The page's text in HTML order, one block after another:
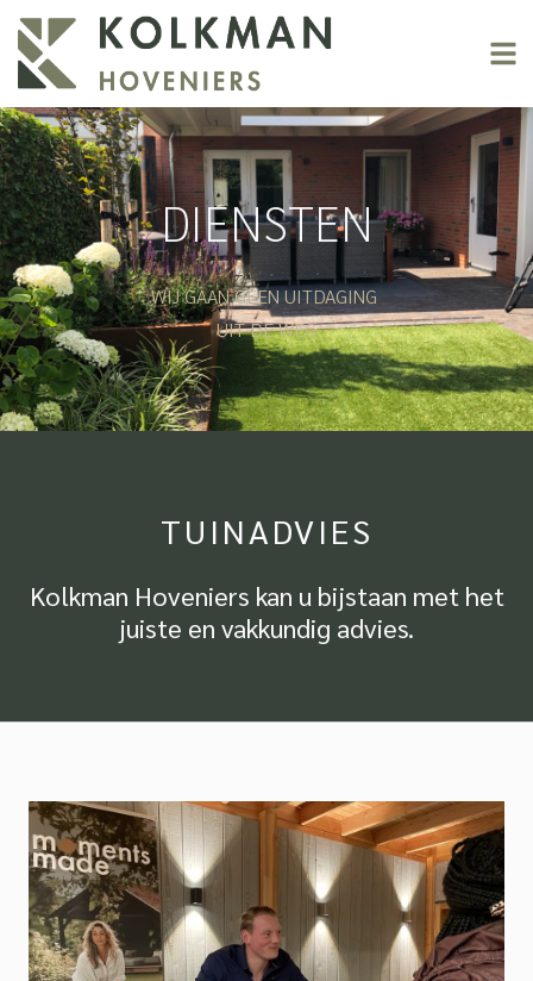
DIENSTEN
WIJ GAAN GEEN UITDAGING
UIT DE WEG
TUINADVIES
Kolkman Hoveniers kan u bijstaan met het
juiste en vakkundig advies.